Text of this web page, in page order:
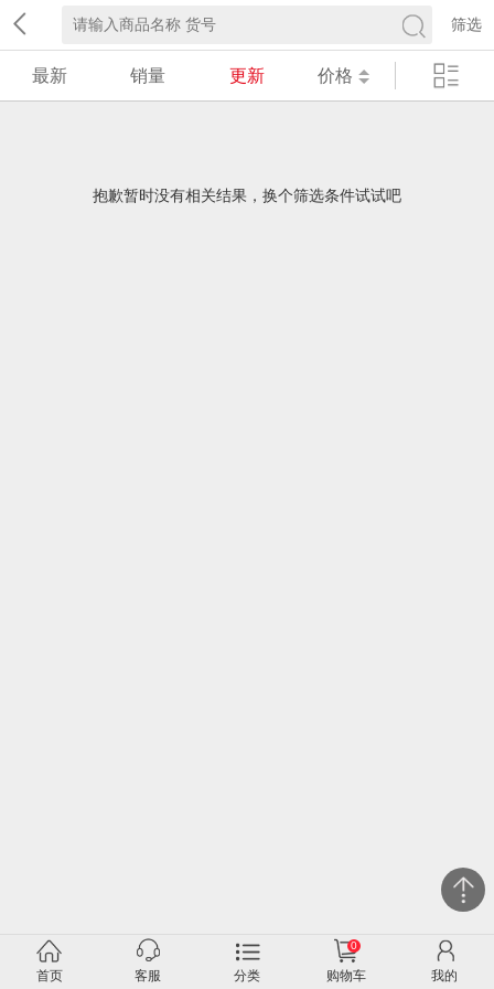
筛选
最新 销量 更新 价格
抱歉暂时没有相关结果，换个筛选条件试试吧
首页 客服 分类
0
购物车 我的
关闭